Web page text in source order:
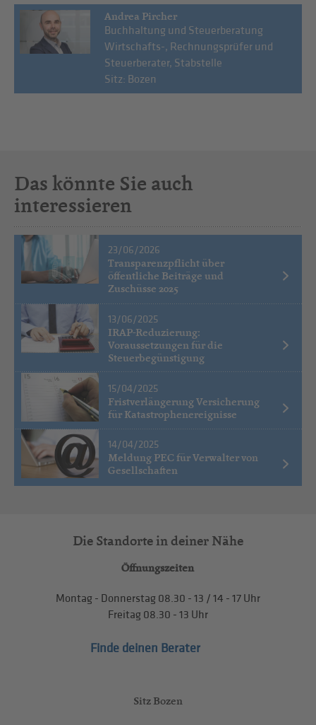
Andrea Pircher
Buchhaltung und Steuerberatung
Wirtschafts-, Rechnungsprüfer und
Steuerberater, Stabstelle
Sitz: Bozen
Das könnte Sie auch
interessieren
23/06/2026
Transparenzpflicht über
öffentliche Beiträge und
Zuschüsse 2025
13/06/2025
IRAP-Reduzierung:
Voraussetzungen für die
Steuerbegünstigung
15/04/2025
Fristverlängerung Versicherung
für Katastrophenereignisse
14/04/2025
Meldung PEC für Verwalter von
Gesellschaften
Die Standorte in deiner Nähe
Öffnungszeiten
Montag - Donnerstag 08.30 - 13 / 14 - 17 Uhr
Freitag 08.30 - 13 Uhr
Finde deinen Berater
Sitz Bozen